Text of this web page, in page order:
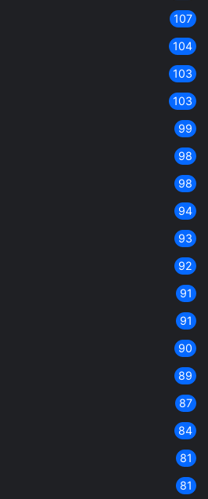
107
104
103
103
99
98
98
94
93
92
91
91
90
89
87
84
81
81